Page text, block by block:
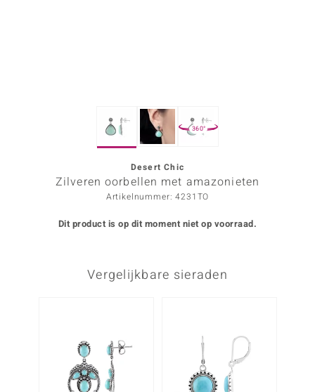
360°
Desert Chic
Zilveren oorbellen met amazonieten
Artikelnummer: 4231TO
Dit product is op dit moment niet op voorraad.
Vergelijkbare sieraden